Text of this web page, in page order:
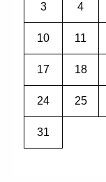
3 4
10 11
17 18
24 25
31